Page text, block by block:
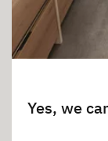
Yes, we